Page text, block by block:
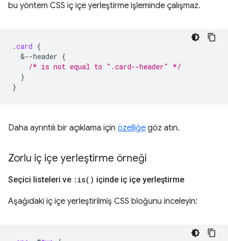
bu yöntem CSS iç içe yerleştirme işleminde çalışmaz.
.card {
&--header {
/* is not equal to ".card--header" */
}
}
Daha ayrıntılı bir açıklama için özelliğe göz atın.
Zorlu iç içe yerleştirme örneği
Seçici listeleri ve : is( ) içinde iç içe yerleştirme
Aşağıdaki iç içe yerleştirilmiş CSS bloğunu inceleyin: